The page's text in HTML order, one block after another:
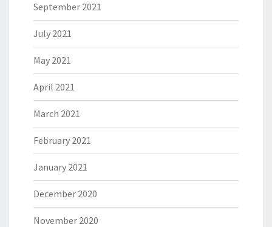
September 2021
July 2021
May 2021
April 2021
March 2021
February 2021
January 2021
December 2020
November 2020